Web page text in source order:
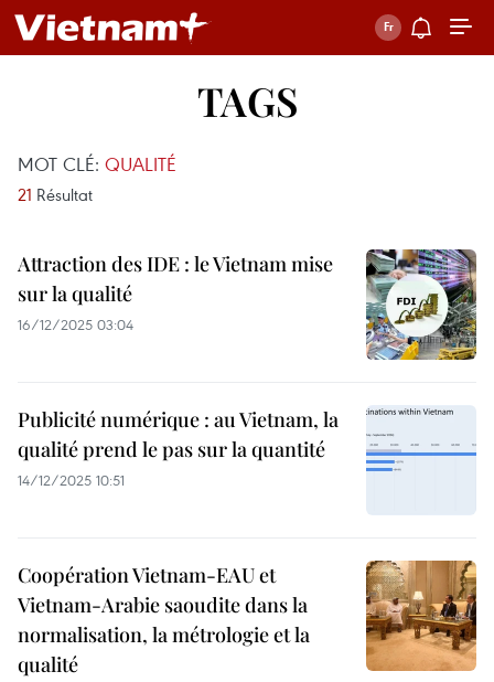
TAGS
MOT CLÉ: QUALITÉ
21 Résultat
Attraction des IDE : le Vietnam mise
sur la qualité
16/12/2025 03:04
Publicité numérique : au Vietnam, la
qualité prend le pas sur la quantité
14/12/2025 10:51
Coopération Vietnam-EAU et
Vietnam-Arabie saoudite dans la
normalisation, la métrologie et la
qualité